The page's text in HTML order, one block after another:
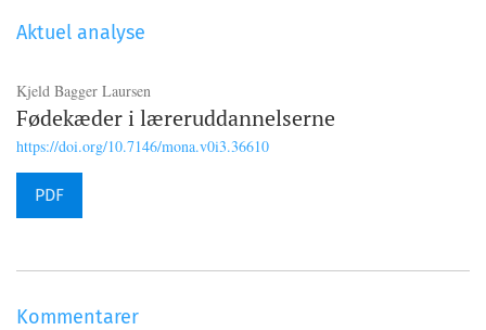
Aktuel analyse
Kjeld Bagger Laursen
Fødekæder i læreruddannelserne
https://doi.org/10.7146/mona.v0i3.36610
PDF
Kommentarer